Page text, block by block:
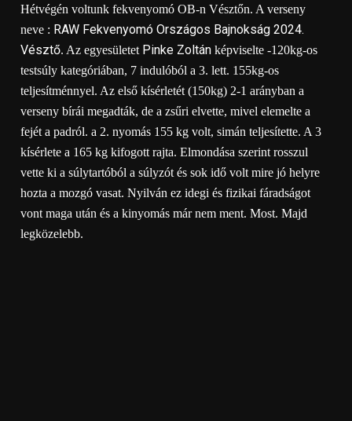
Hétvégén voltunk fekvenyomó OB-n Vésztőn. A verseny
neve : RAW Fekvenyomó Országos Bajnokság 2024.
Vésztő. Az egyesületet Pinke Zoltán képviselte -120kg-os
testsúly kategóriában, 7 indulóból a 3. lett. 155kg-os
teljesítménnyel. Az első kísérletét (150kg) 2-1 arányban a
verseny bírái megadták, de a zsűri elvette, mivel elemelte a
fejét a padról. a 2. nyomás 155 kg volt, simán teljesítette. A 3
kísérlete a 165 kg kifogott rajta. Elmondása szerint rosszul
vette ki a súlytartóból a súlyzót és sok idő volt mire jó helyre
hozta a mozgó vasat. Nyilván ez idegi és fizikai fáradságot
vont maga után és a kinyomás már nem ment. Most. Majd
legközelebb.